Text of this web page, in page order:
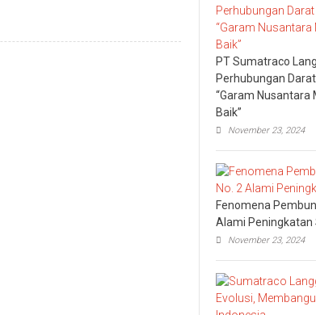
PT Sumatraco
Perhubungan
“Garam Nusantara
Baik”
November 23, 2024
Fenomena
Alami Peningkatan
November 23, 2024